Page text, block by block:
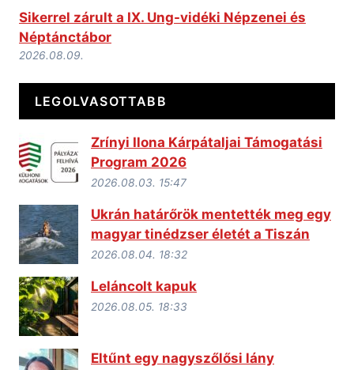
Sikerrel zárult a IX. Ung-vidéki Népzenei és
Néptánctábor
2026.08.09.
LEGOLVASOTTABB
Zrínyi Ilona Kárpátaljai Támogatási
Program 2026
2026.08.03. 15:47
Ukrán határőrök mentették meg egy
magyar tinédzser életét a Tiszán
2026.08.04. 18:32
Leláncolt kapuk
2026.08.05. 18:33
Eltűnt egy nagyszőlősi lány